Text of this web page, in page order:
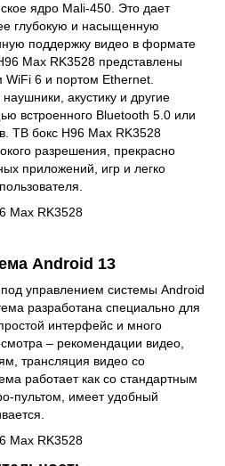
ядро Mali-450. Это дает
глубокую и насыщенную
поддержку видео в формате
Max RK3528 представлены
6 и портом Ethernet.
акустику и другие
встроенного Bluetooth 5.0 или
ТВ бокс H96 Max RK3528
разрешения, прекрасно
приложений, игр и легко
Android 13
управлением системы Android
разработана специально для
интерфейс и много
– рекомендации видео,
трансляция видео со
работает как со стандартным
пультом, имеет удобный